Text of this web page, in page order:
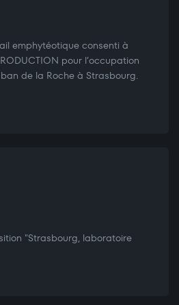
emphytéotique consenti à
pour l’occupation
de la Roche à Strasbourg.
"Strasbourg, laboratoire